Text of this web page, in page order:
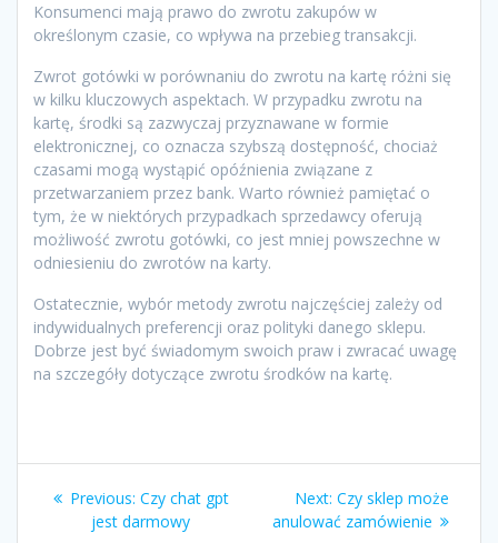
Konsumenci mają prawo do zwrotu zakupów w
określonym czasie, co wpływa na przebieg transakcji.
Zwrot gotówki w porównaniu do zwrotu na kartę różni się
w kilku kluczowych aspektach. W przypadku zwrotu na
kartę, środki są zazwyczaj przyznawane w formie
elektronicznej, co oznacza szybszą dostępność, chociaż
czasami mogą wystąpić opóźnienia związane z
przetwarzaniem przez bank. Warto również pamiętać o
tym, że w niektórych przypadkach sprzedawcy oferują
możliwość zwrotu gotówki, co jest mniej powszechne w
odniesieniu do zwrotów na karty.
Ostatecznie, wybór metody zwrotu najczęściej zależy od
indywidualnych preferencji oraz polityki danego sklepu.
Dobrze jest być świadomym swoich praw i zwracać uwagę
na szczegóły dotyczące zwrotu środków na kartę.
Zobacz
wpisy
Previous: Previous
post:
Czy chat gpt
jest darmowy
Next: Next
post:
Czy sklep może
anulować zamówienie